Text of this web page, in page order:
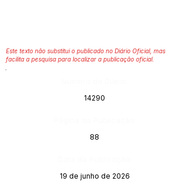
Este texto não substitui o publicado no Diário Oficial, mas
facilita a pesquisa para localizar a publicação oficial.
14290
88
19 de junho de 2026